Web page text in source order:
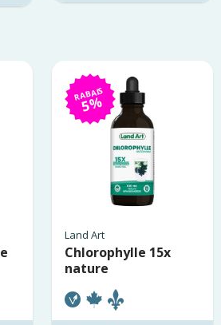
RABAIS
5%
Land Art
Chlorophylle 15x
nature